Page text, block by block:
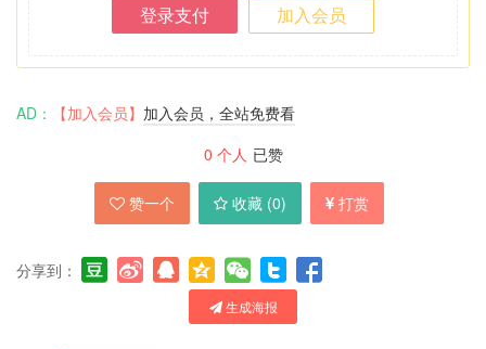
登录支付 加入会员
AD： 【加入会员】 加入会员，全站免费看
0 个人 已赞
赞一个 收藏 (0) 打赏
分享到：
生成海报